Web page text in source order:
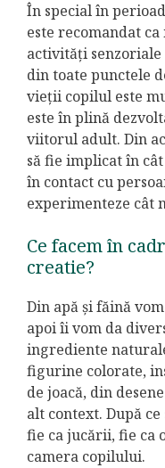
În special în
este recomandat
activități senzoriale
din toate punctele
vieții copilul este
este în plină
viitorul adult. Din
să fie implicat în
în contact cu
experimenteze cât
Ce facem în
creatie?
Din apă și făină
apoi îi vom da
ingrediente
figurine colorate,
de joacă, din
alt context. După
fie ca jucării, fie ca
camera copilului.